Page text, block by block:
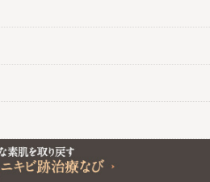
しみ・ニキビ跡治療なび＠大阪